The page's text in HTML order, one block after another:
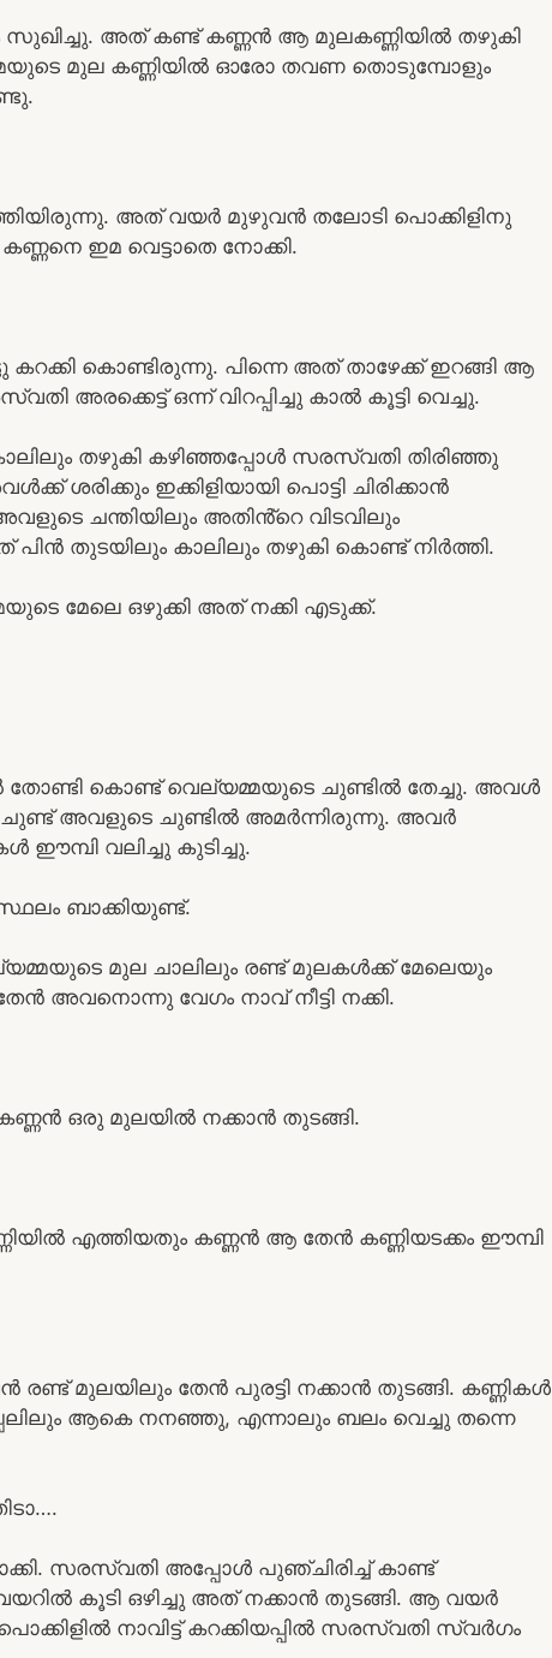
അത് കണ്ട് കണ്ണൻ ആ മുലകണ്ണിയിൽ തഴുകി
മുല കണ്ണിയിൽ ഓരോ തവണ തൊടുമ്പോളും
അത് വയർ മുഴുവൻ തലോടി പൊക്കിളിനു
ഇമ വെട്ടാതെ നോക്കി.
കൊണ്ടിരുന്നു. പിന്നെ അത് താഴേക്ക് ഇറങ്ങി ആ
അരക്കെട്ട് ഒന്ന് വിറപ്പിച്ചു കാൽ കൂട്ടി വെച്ചു.
തഴുകി കഴിഞ്ഞപ്പോൾ സരസ്വതി തിരിഞ്ഞു
ശരിക്കും ഇക്കിളിയായി പൊട്ടി ചിരിക്കാൻ
ചന്തിയിലും അതിൻ്റെ വിടവിലും
തുടയിലും കാലിലും തഴുകി കൊണ്ട് നിർത്തി.
മേലെ ഒഴുക്കി അത് നക്കി എടുക്ക്.
കൊണ്ട് വെല്യമ്മയുടെ ചുണ്ടിൽ തേച്ചു. അവൾ
അവളുടെ ചുണ്ടിൽ അമർന്നിരുന്നു. അവർ
ഈമ്പി വലിച്ചു കുടിച്ചു.
ബാക്കിയുണ്ട്.
മുല ചാലിലും രണ്ട് മുലകൾക്ക് മേലെയും
അവനൊന്നു വേഗം നാവ് നീട്ടി നക്കി.
ഒരു മുലയിൽ നക്കാൻ തുടങ്ങി.
എത്തിയതും കണ്ണൻ ആ തേൻ കണ്ണിയടക്കം ഈമ്പി
മുലയിലും തേൻ പുരട്ടി നക്കാൻ തുടങ്ങി. കണ്ണികൾ
ആകെ നനഞ്ഞു, എന്നാലും ബലം വെച്ചു തന്നെ
സരസ്വതി അപ്പോൾ പുഞ്ചിരിച്ച് കാണ്ട്
കൂടി ഒഴിച്ചു അത് നക്കാൻ തുടങ്ങി. ആ വയർ
നാവിട്ട് കറക്കിയപ്പിൽ സരസ്വതി സ്വർഗം